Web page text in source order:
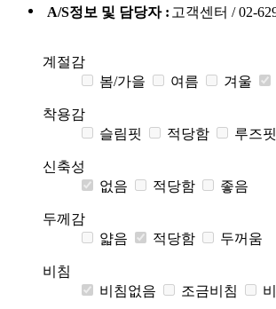
A/S정보 및 담당자 : 고객센터 / 02-
계절감
봄/가을
여름 겨울
착용감
슬림핏
적당함 루즈핏
신축성
없음
적당함 좋음
두께감
얇음
적당함 두꺼움
비침
비침없음
조금비침